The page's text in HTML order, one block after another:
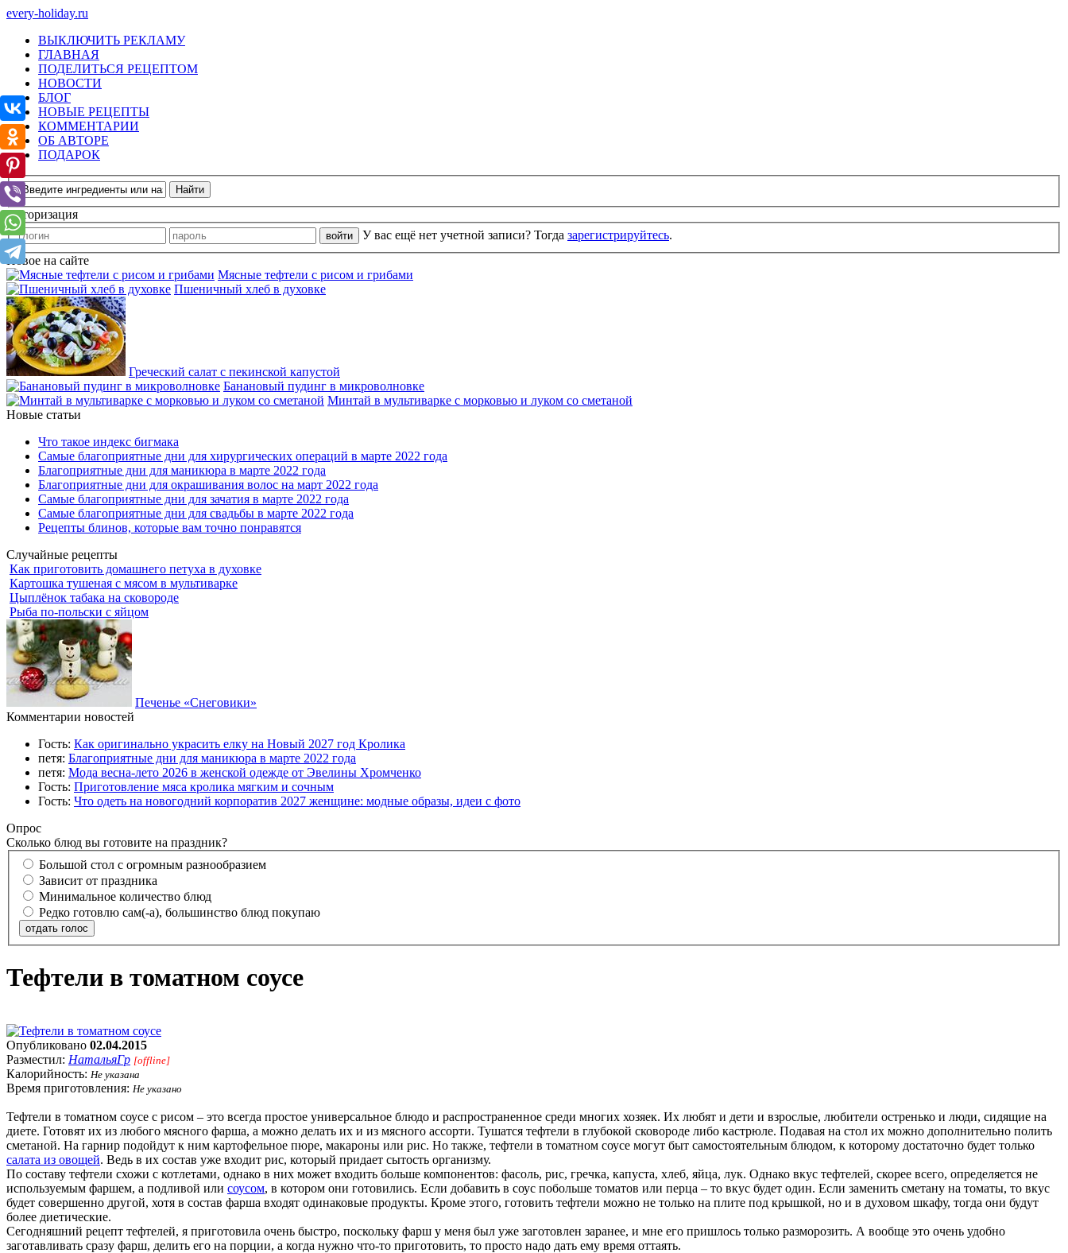
every-holiday.ru
ВЫКЛЮЧИТЬ РЕКЛАМУ
ГЛАВНАЯ
ПОДЕЛИТЬСЯ РЕЦЕПТОМ
НОВОСТИ
БЛОГ
НОВЫЕ РЕЦЕПТЫ
КОММЕНТАРИИ
ОБ АВТОРЕ
ПОДАРОК
Авторизация
У вас ещё нет учетной записи? Тогда зарегистрируйтесь.
Новое на сайте
Мясные тефтели с рисом и грибами
Пшеничный хлеб в духовке
Греческий салат с пекинской капустой
Банановый пудинг в микроволновке
Минтай в мультиварке с морковью и луком со сметаной
Новые статьи
Что такое индекс бигмака
Самые благоприятные дни для хирургических операций в марте 2022 года
Благоприятные дни для маникюра в марте 2022 года
Благоприятные дни для окрашивания волос на март 2022 года
Самые благоприятные дни для зачатия в марте 2022 года
Самые благоприятные дни для свадьбы в марте 2022 года
Рецепты блинов, которые вам точно понравятся
Случайные рецепты
Как приготовить домашнего петуха в духовке
Картошка тушеная с мясом в мультиварке
Цыплёнок табака на сковороде
Рыба по-польски с яйцом
Печенье «Снеговики»
Комментарии новостей
Гость: Как оригинально украсить елку на Новый 2027 год Кролика
петя: Благоприятные дни для маникюра в марте 2022 года
петя: Мода весна-лето 2026 в женской одежде от Эвелины Хромченко
Гость: Приготовление мяса кролика мягким и сочным
Гость: Что одеть на новогодний корпоратив 2027 женщине: модные образы, идеи с фото
Опрос
Сколько блюд вы готовите на праздник?
Большой стол с огромным разнообразием
Зависит от праздника
Минимальное количество блюд
Редко готовлю сам(-а), большинство блюд покупаю
отдать голос
Тефтели в томатном соусе
Опубликовано 02.04.2015
Разместил: НатальяГр [offline]
Калорийность: Не указана
Время приготовления: Не указано
Тефтели в томатном соусе с рисом – это всегда простое универсальное блюдо и распространенное среди многих хозяек. Их любят и дети и взрослые, любители остренько и люди, сидящие на
диете. Готовят их из любого мясного фарша, а можно делать их и из мясного ассорти. Тушатся тефтели в глубокой сковороде либо кастрюле. Подавая на стол их можно дополнительно полить
сметаной. На гарнир подойдут к ним картофельное пюре, макароны или рис. Но также, тефтели в томатном соусе могут быт самостоятельным блюдом, к которому достаточно будет только
салата из овощей. Ведь в их состав уже входит рис, который придает сытость организму.
По составу тефтели схожи с котлетами, однако в них может входить больше компонентов: фасоль, рис, гречка, капуста, хлеб, яйца, лук. Однако вкус тефтелей, скорее всего, определяется не
используемым фаршем, а подливой или соусом, в котором они готовились. Если добавить в соус побольше томатов или перца – то вкус будет один. Если заменить сметану на томаты, то вкус
будет совершенно другой, хотя в состав фарша входят одинаковые продукты. Кроме этого, готовить тефтели можно не только на плите под крышкой, но и в духовом шкафу, тогда они будут
более диетические.
Сегодняшний рецепт тефтелей, я приготовила очень быстро, поскольку фарш у меня был уже заготовлен заранее, и мне его пришлось только разморозить. А вообще это очень удобно
заготавливать сразу фарш, делить его на порции, а когда нужно что-то приготовить, то просто надо дать ему время оттаять.